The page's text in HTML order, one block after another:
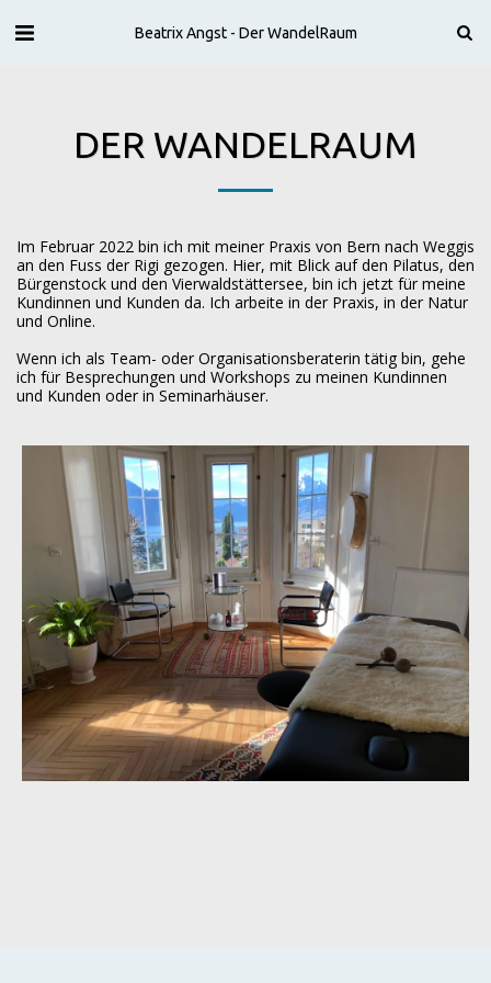
Beatrix Angst - Der WandelRaum
DER WANDELRAUM
Im Februar 2022 bin ich mit meiner Praxis von Bern nach Weggis
an den Fuss der Rigi gezogen. Hier, mit Blick auf den Pilatus, den
Bürgenstock und den Vierwaldstättersee, bin ich jetzt für meine
Kundinnen und Kunden da. Ich arbeite in der Praxis, in der Natur
und Online.
Wenn ich als Team- oder Organisationsberaterin tätig bin, gehe
ich für Besprechungen und Workshops zu meinen Kundinnen
und Kunden oder in Seminarhäuser.